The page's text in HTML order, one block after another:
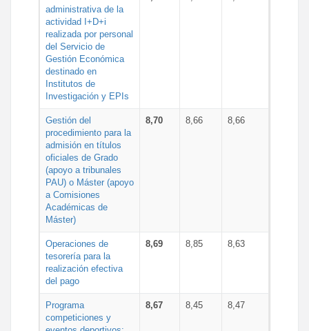
administrativa de la
actividad I+D+i
realizada por personal
del Servicio de
Gestión Económica
destinado en
Institutos de
Investigación y EPIs
Gestión del
procedimiento para la
admisión en títulos
oficiales de Grado
(apoyo a tribunales
PAU) o Máster (apoyo
a Comisiones
Académicas de
Máster)
8,70 8,66 8,66
Operaciones de
tesorería para la
realización efectiva
del pago
8,69 8,85 8,63
Programa
competiciones y
8,67 8,45 8,47